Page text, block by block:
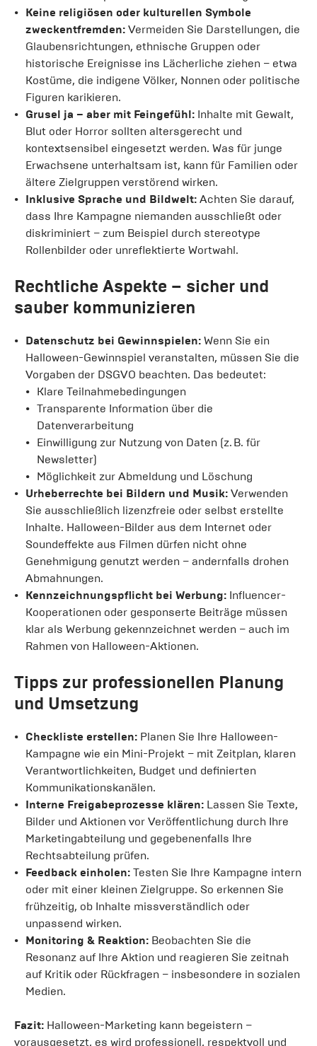
Keine religiösen oder kulturellen Symbole
zweckentfremden: Vermeiden Sie Darstellungen, die
Glaubensrichtungen, ethnische Gruppen oder
historische Ereignisse ins Lächerliche ziehen – etwa
Kostüme, die indigene Völker, Nonnen oder politische
Figuren karikieren.
Grusel ja – aber mit Feingefühl: Inhalte mit Gewalt,
Blut oder Horror sollten altersgerecht und
kontextsensibel eingesetzt werden. Was für junge
Erwachsene unterhaltsam ist, kann für Familien oder
ältere Zielgruppen verstörend wirken.
Inklusive Sprache und Bildwelt: Achten Sie darauf,
dass Ihre Kampagne niemanden ausschließt oder
diskriminiert – zum Beispiel durch stereotype
Rollenbilder oder unreflektierte Wortwahl.
Rechtliche Aspekte – sicher und
sauber kommunizieren
Datenschutz bei Gewinnspielen: Wenn Sie ein
Halloween-Gewinnspiel veranstalten, müssen Sie die
Vorgaben der DSGVO beachten. Das bedeutet:
Klare Teilnahmebedingungen
Transparente Information über die
Datenverarbeitung
Einwilligung zur Nutzung von Daten (z. B. für
Newsletter)
Möglichkeit zur Abmeldung und Löschung
Urheberrechte bei Bildern und Musik: Verwenden
Sie ausschließlich lizenzfreie oder selbst erstellte
Inhalte. Halloween-Bilder aus dem Internet oder
Soundeffekte aus Filmen dürfen nicht ohne
Genehmigung genutzt werden – andernfalls drohen
Abmahnungen.
Kennzeichnungspflicht bei Werbung: Influencer-
Kooperationen oder gesponserte Beiträge müssen
klar als Werbung gekennzeichnet werden – auch im
Rahmen von Halloween-Aktionen.
Tipps zur professionellen Planung
und Umsetzung
Checkliste erstellen: Planen Sie Ihre Halloween-
Kampagne wie ein Mini-Projekt – mit Zeitplan, klaren
Verantwortlichkeiten, Budget und definierten
Kommunikationskanälen.
Interne Freigabeprozesse klären: Lassen Sie Texte,
Bilder und Aktionen vor Veröffentlichung durch Ihre
Marketingabteilung und gegebenenfalls Ihre
Rechtsabteilung prüfen.
Feedback einholen: Testen Sie Ihre Kampagne intern
oder mit einer kleinen Zielgruppe. So erkennen Sie
frühzeitig, ob Inhalte missverständlich oder
unpassend wirken.
Monitoring & Reaktion: Beobachten Sie die
Resonanz auf Ihre Aktion und reagieren Sie zeitnah
auf Kritik oder Rückfragen – insbesondere in sozialen
Medien.
Fazit: Halloween-Marketing kann begeistern –
vorausgesetzt, es wird professionell, respektvoll und